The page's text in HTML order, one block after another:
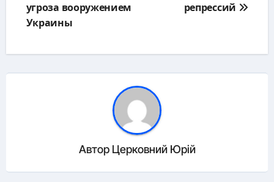
угроза вооружением
Украины
репрессий
Автор Церковний Юрій